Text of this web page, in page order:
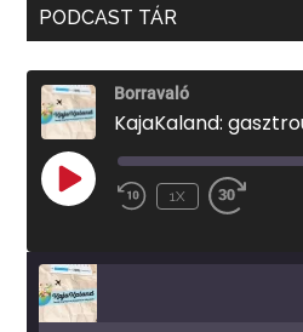
PODCAST TÁR
Borravaló
KajaKaland:
PLAY
EPISODE
1X